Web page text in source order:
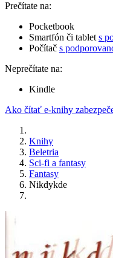
Prečítate na:
Pocketbook
Smartfón či tablet s
Počítač s
Neprečítate na:
Kindle
Ako čítať e-knihy
Knihy
Beletria
Sci-fi a fantasy
Fantasy
Nikdykde